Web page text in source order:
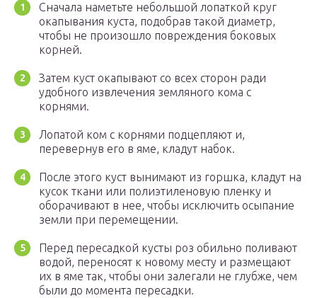
Сначала наметьте небольшой лопаткой круг
окапывания куста, подобрав такой диаметр,
чтобы не произошло повреждения боковых
корней.
Затем куст окапывают со всех сторон ради
удобного извлечения земляного кома с
корнями.
Лопатой ком с корнями подцепляют и,
перевернув его в яме, кладут набок.
После этого куст вынимают из горшка, кладут на
кусок ткани или полиэтиленовую пленку и
оборачивают в нее, чтобы исключить осыпание
земли при перемещении.
Перед пересадкой кусты роз обильно поливают
водой, переносят к новому месту и размещают
их в яме так, чтобы они залегали не глубже, чем
были до момента пересадки.